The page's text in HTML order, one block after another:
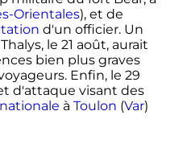
Orientales), et de
d'un officier. Un
le 21 août, aurait
bien plus graves
Enfin, le 29
d'attaque visant des
à Toulon (Var)